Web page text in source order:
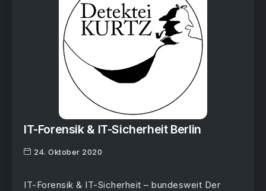
IT-Forensik & IT-Sicherheit Berlin
24. Oktober 2020
IT-Forensik & IT-Sicherheit – bundesweit Der